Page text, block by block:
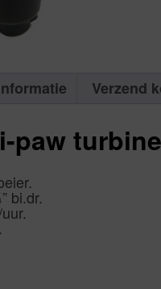
Verzend
paw
bi.dr.